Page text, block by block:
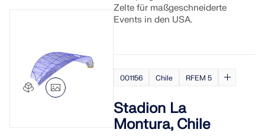
Zelte für maßgeschneiderte
Events in den USA.
001156 Chile RFEM 5
Stadion La
Montura, Chile